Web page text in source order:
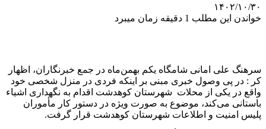
۱۴۰۲/۱۰/۳۰
خواندن این مطلب 1 دقیقه زمان میبرد
سرهنگ علی امانی شامگاه یکم بهمن‌ماه در جمع خبرنگاران، اظهار
کر : در پی وصول خبری مبنی بر اینکه فردی در منزل شخصی خود
واقع در یکی از محلات شهرستان کوهدشت اقدام به نگهداری اشیاء
باستانی می‌کند، موضوع به صورت ویژه در دستور کار مأموران
پلیس امنیت و اطلاعات شهرستان کوهدشت قرار گرفت.